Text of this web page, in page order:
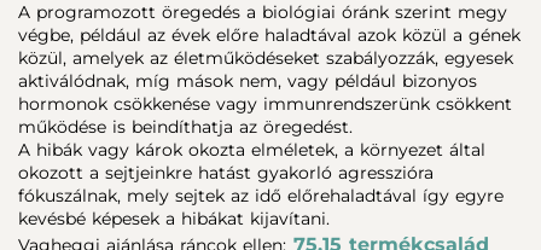
A programozott öregedés a biológiai óránk szerint megy
végbe, például az évek előre haladtával azok közül a gének
közül, amelyek az életműködéseket szabályozzák, egyesek
aktiválódnak, míg mások nem, vagy például bizonyos
hormonok csökkenése vagy immunrendszerünk csökkent
működése is beindíthatja az öregedést.
A hibák vagy károk okozta elméletek, a környezet által
okozott a sejtjeinkre hatást gyakorló agresszióra
fókuszálnak, mely sejtek az idő előrehaladtával így egyre
kevésbé képesek a hibákat kijavítani.
Vagheggi ajánlása ráncok ellen: 75.15 termékcsalád